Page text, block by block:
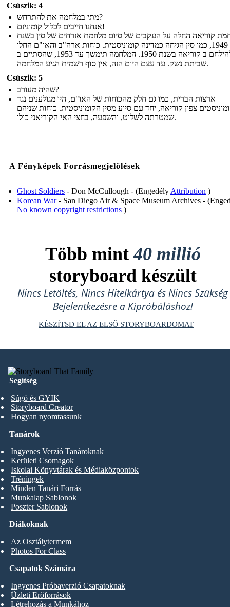
Csúszik: 4
מתי במלחמה את להתרחש?
אנחנו חייבים לכלול קומוניזם!
קוריאה החלה על העקבים של סיום מלחמת אזרחים של סין בשנת
1949, כמו סין הגיחה כמדינה קומוניסטית. כוחות ארה"ב והאו"ם החלו
להילחם ב קוריאה בשנת 1950. המלחמה תימשך עד 1953, שהסתיים ב
שביתת נשק. עד עצם היום הזה, אין סוף רשמית הגיע המלחמה.
Csúszik: 5
שהיה מעורב?
ארצות הברית, כמו גם חלק מהכוחות של האו"ם, היו מגולענים נגד
צפון קוריאה, יחד עם סיוע מסין הקומוניסטית. כוחות שניהם
שמטרתה לשלוט, והשפעה, בחצי האי הקוריאני כולו.
A Fényképek Forrásmegjelölések
Ghost Soldiers - Don McCullough - (Engedély Attribution )
Korean War- San Diego Air & Space Museum Archives -
No known copyright restrictions )
Több mint40 millió
storyboard készült
Nincs Letöltés, Nincs Hitelkártya és Nincs Szükség
Bejelentkezésre a Kipróbáláshoz!
KÉSZÍTSD EL AZ ELSŐ STORYBOARDOMAT
Segítség
Súgó és GYIK
Storyboard Creator
Hogyan nyomtassunk
Diákoknak
Az Osztálytermem
Photos For Class
Tanárok
Ingyenes Verzió Tanároknak
Kerületi Csomagok
Iskolai Könyvtárak és Médiaközpontok
Tréningek
Minden Tanári Forrás
Munkalap Sablonok
Poszter Sablonok
Csapatok Számára
Ingyenes Próbaverzió Csapatoknak
Üzleti Erőforrások
Létrehozás a Munkához